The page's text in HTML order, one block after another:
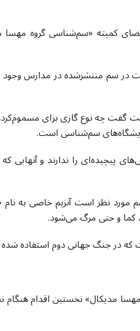
کمیته «سم‌شناسی گروه
در سم منتشرشده در مدارس
گفت چه نوع گازی برای
سم‌شناسی است.
پیچیده‌ای را ندارند و آنهایی
نظر است آنزیم خاصی به نام
کما و حتی مرگ می‌شود.
که در جنگ جهانی دوم استفاده
مدیکال» نخستین اقدام هنگام